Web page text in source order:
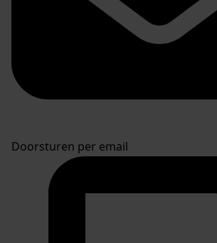
Doorsturen per email